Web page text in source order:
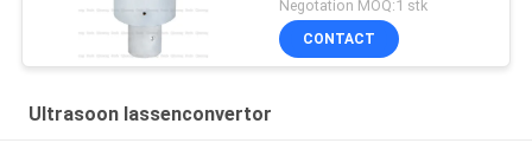
Negotation MOQ:1 stk
CONTACT
Ultrasoon lassenconvertor